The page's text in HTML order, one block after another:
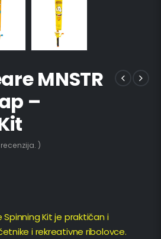
MNSTR
–
)
Spinning Kit je praktičan i
i rekreativne ribolovce.